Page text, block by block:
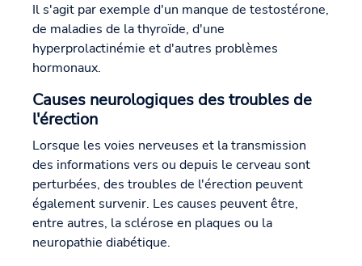
Il s'agit par exemple d'un manque de testostérone,
de maladies de la thyroïde, d'une
hyperprolactinémie et d'autres problèmes
hormonaux.
Causes neurologiques des troubles de
l'érection
Lorsque les voies nerveuses et la transmission
des informations vers ou depuis le cerveau sont
perturbées, des troubles de l'érection peuvent
également survenir. Les causes peuvent être,
entre autres, la sclérose en plaques ou la
neuropathie diabétique.